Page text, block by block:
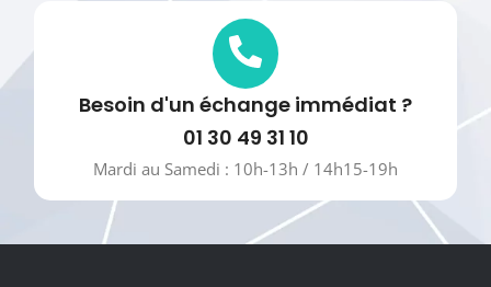
Besoin d'un échange immédiat ?
01 30 49 31 10
Mardi au Samedi : 10h-13h / 14h15-19h